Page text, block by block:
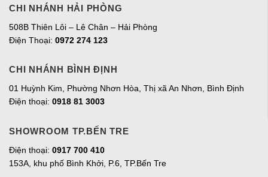
CHI NHÁNH HẢI PHÒNG
508B Thiên Lôi – Lê Chân – Hải Phòng
Điện Thoại: 0972 274 123
CHI NHÁNH BÌNH ĐỊNH
01 Huỳnh Kim, Phường Nhơn Hòa, Thị xã An Nhơn, Bình Định
Điện thoại: 0918 81 3003
SHOWROOM TP.BẾN TRE
Điện thoại: 0917 700 410
153A, khu phố Bình Khởi, P.6, TP.Bến Tre